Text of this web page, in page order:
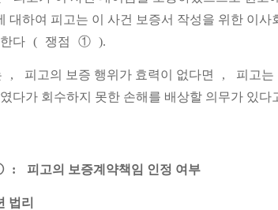
대하여 피고는 이 사건 보증서 작성을 위한 이
다 ( 쟁점 ① ).
, 피고의 보증 행위가 효력이 없다면 , 피고는
다가 회수하지 못한 손해를 배상할 의무가 있다
: 피고의 보증계약책임 인정 여부
법리